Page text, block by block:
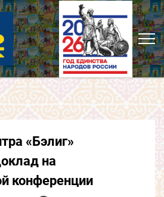
«Бэлиг»
на
конференции